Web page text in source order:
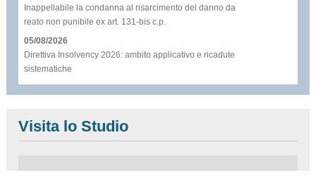
Inappellabile la condanna al risarcimento del danno da
reato non punibile ex art. 131-bis c.p.
05/08/2026
Direttiva Insolvency 2026: ambito applicativo e ricadute
sistematiche
Visita lo Studio